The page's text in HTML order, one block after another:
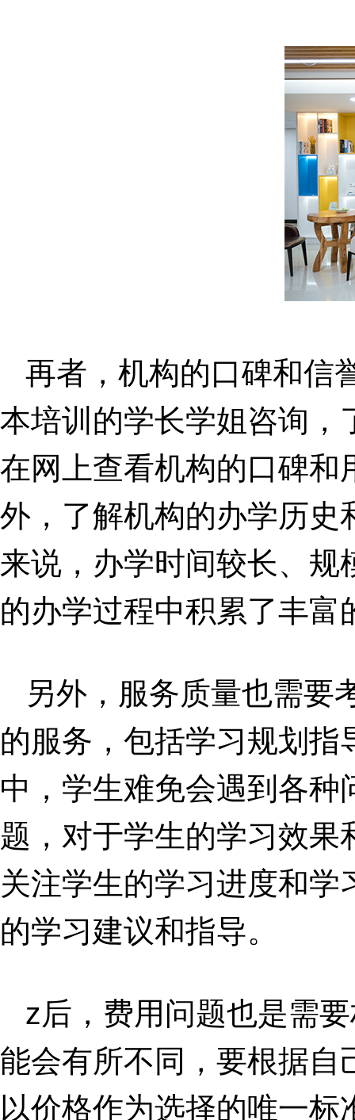
再者，机构的口碑和信
本培训的学长学姐咨询，
在网上查看机构的口碑和
外，了解机构的办学历史
来说，办学时间较长、规
的办学过程中积累了丰
另外，服务质量也需要
的服务，包括学习规划
中，学生难免会遇到各
题，对于学生的学习效
关注学生的学习进度和
的学习建议和指导。
z后，费用问题也是需
能会有所不同，要根据自
以价格作为选择的唯一